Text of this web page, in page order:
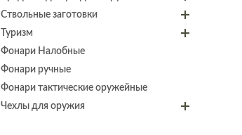
Ствольные заготовки
Туризм
Фонари Налобные
Фонари ручные
Фонари тактические оружейные
Чехлы для оружия